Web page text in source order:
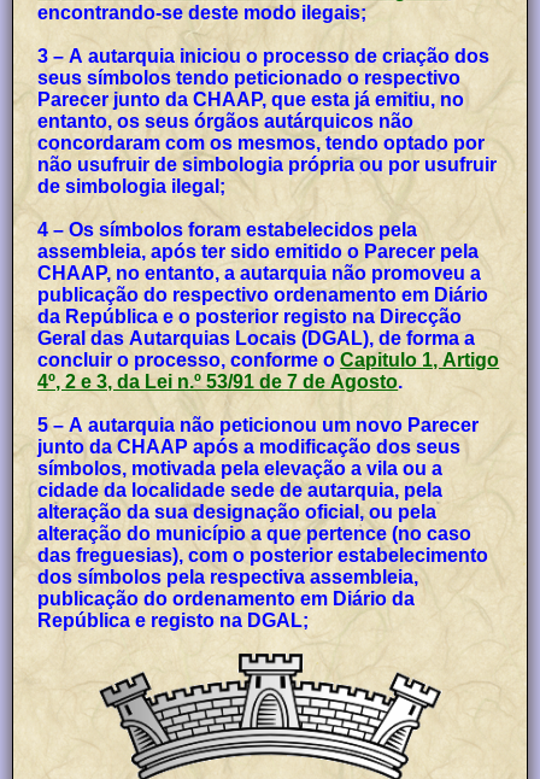
encontrando-se deste modo ilegais;
3 – A autarquia iniciou o processo de criação dos
seus símbolos tendo peticionado o respectivo
Parecer junto da CHAAP, que esta já emitiu, no
entanto, os seus órgãos autárquicos não
concordaram com os mesmos, tendo optado por
não usufruir de simbologia própria ou por usufruir
de simbologia ilegal;
4 – Os símbolos foram estabelecidos pela
assembleia, após ter sido emitido o Parecer pela
CHAAP, no entanto, a autarquia não promoveu a
publicação do respectivo ordenamento em Diário
da República e o posterior registo na Direcção
Geral das Autarquias Locais (DGAL), de forma a
concluir o processo, conforme oCapitulo 1, Artigo
4º, 2 e 3, da Lei n.º 53/91 de 7 de Agosto.
5 – A autarquia não peticionou um novo Parecer
junto da CHAAP após a modificação dos seus
símbolos, motivada pela elevação a vila ou a
cidade da localidade sede de autarquia, pela
alteração da sua designação oficial, ou pela
alteração do município a que pertence (no caso
das freguesias), com o posterior estabelecimento
dos símbolos pela respectiva assembleia,
publicação do ordenamento em Diário da
República e registo na DGAL;